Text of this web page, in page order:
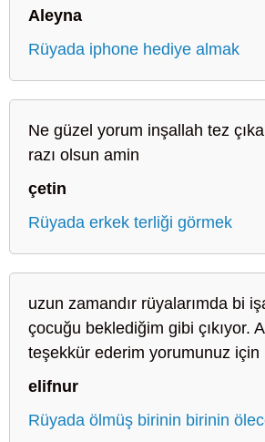
Aleyna
Rüyada iphone hediye almak
Ne güzel yorum inşallah tez
razı olsun amin
çetin
Rüyada erkek terliği görmek
uzun zamandır rüyalarımda bi
çocuğu beklediğim gibi çıkıyor.
teşekkür ederim yorumunuz için
elifnur
Rüyada ölmüş birinin birinin